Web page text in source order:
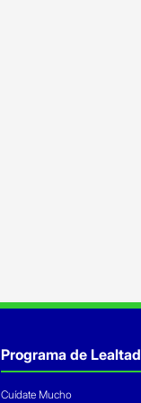
Programa de Lealtad
Cuídate Mucho